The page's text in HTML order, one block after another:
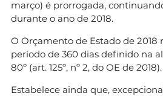
março) é prorrogada,
durante o ano de 2018.
O Orçamento de Estado de 2018
período de 360 dias definido na
80º (art. 125º, nº 2, do OE de 2018).
Estabelece ainda que,